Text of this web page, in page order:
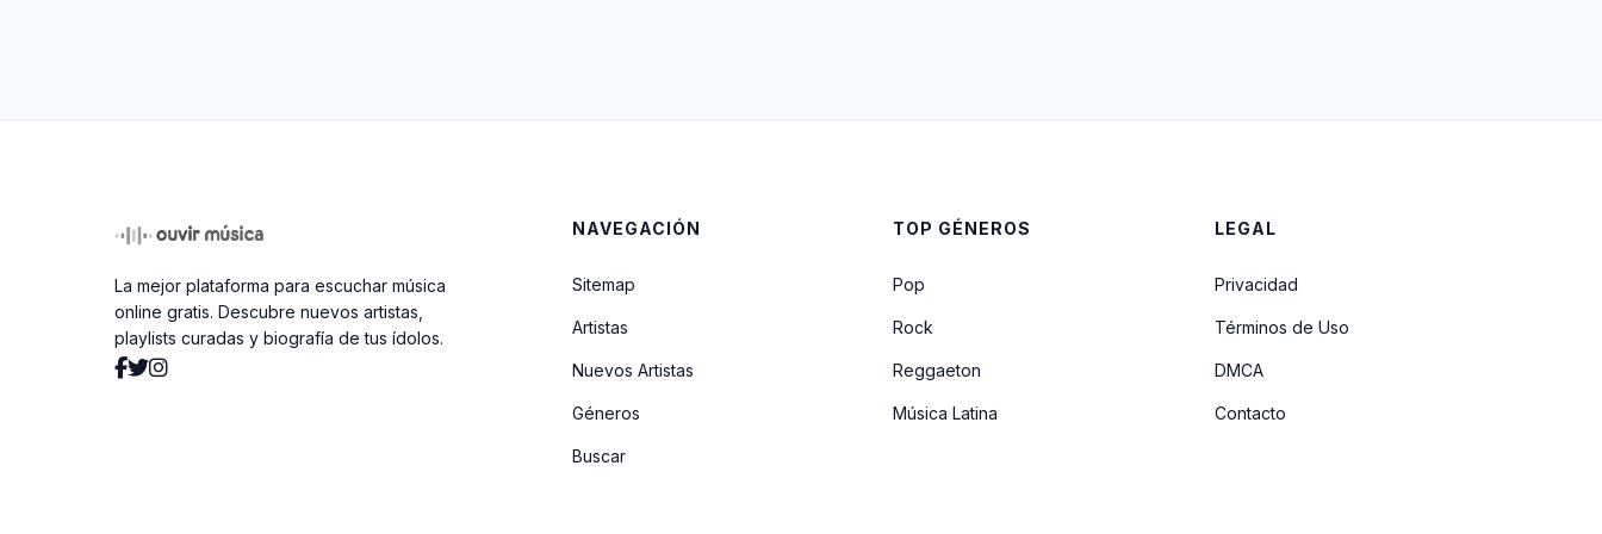
La mejor plataforma para escuchar música
online gratis. Descubre nuevos artistas,
playlists curadas y biografía de tus ídolos.
NAVEGACIÓN
Sitemap
Artistas
Nuevos Artistas
Géneros
Buscar
TOP GÉNEROS
Pop
Rock
Reggaeton
Música Latina
LEGAL
Privacidad
Términos de Uso
DMCA
Contacto